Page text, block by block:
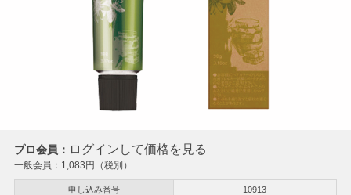
プロ会員： ログインして価格を見る
一般会員： 1,083円（税別）
申し込み番号 10913